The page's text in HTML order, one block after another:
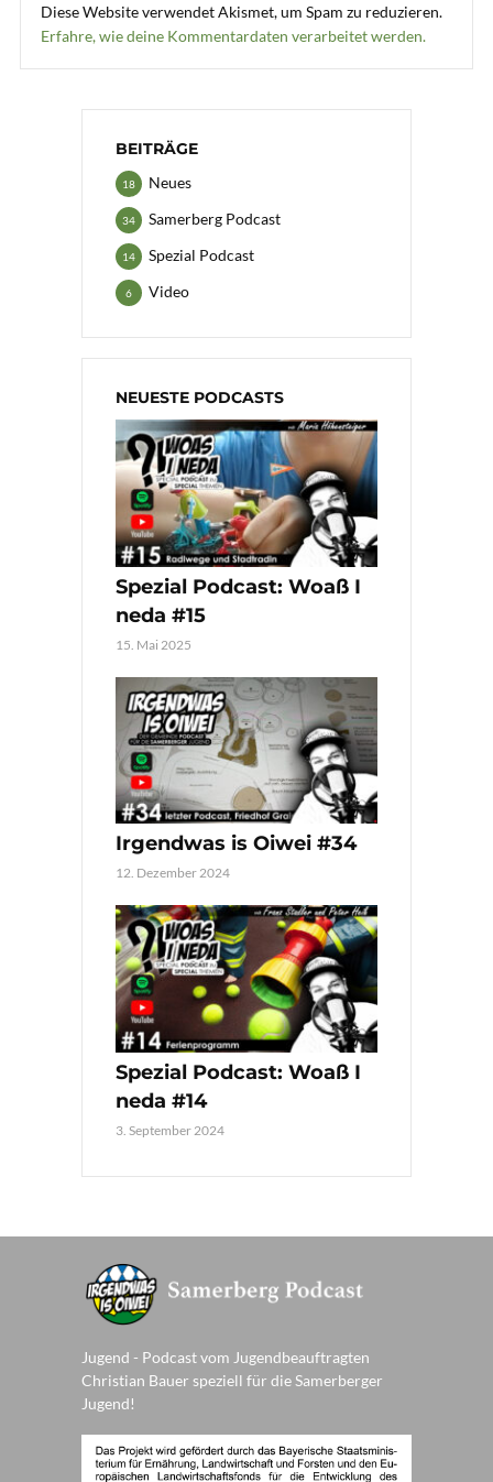
Diese Website verwendet Akismet, um Spam zu reduzieren.
Erfahre, wie deine Kommentardaten verarbeitet werden.
BEITRÄGE
Neues
18
Samerberg Podcast
34
Spezial Podcast
14
Video
6
NEUESTE PODCASTS
Spezial Podcast: Woaß I
neda #15
15. Mai 2025
Irgendwas is Oiwei #34
12. Dezember 2024
Spezial Podcast: Woaß I
neda #14
3. September 2024
Jugend - Podcast vom Jugendbeauftragten
Christian Bauer speziell für die Samerberger
Jugend!